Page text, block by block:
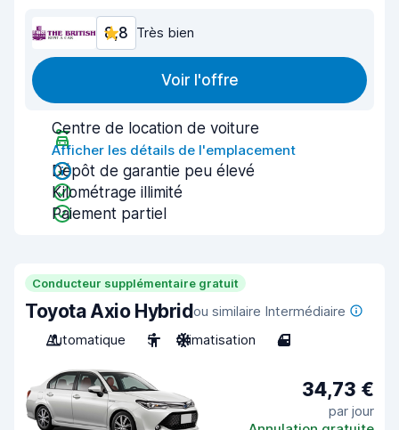
8,8 Très bien
Voir l'offre
Centre de location de voiture
Afficher les détails de l'emplacement
Dépôt de garantie peu élevé
Kilométrage illimité
Paiement partiel
Conducteur supplémentaire gratuit
Toyota Axio Hybridou similaire Intermédiaire
Automatique
5 Climatisation 4
34,73 €
par jour